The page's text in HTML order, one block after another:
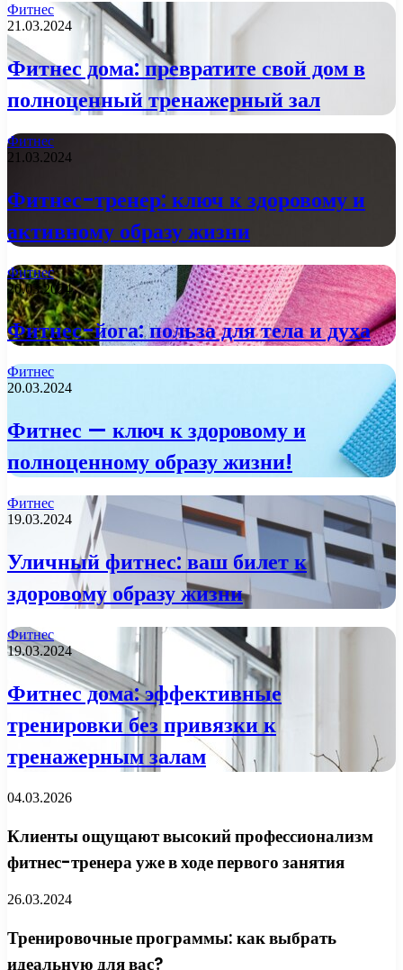
Фитнес
21.03.2024
Фитнес дома: превратите свой дом в
полноценный тренажерный зал
Фитнес
21.03.2024
Фитнес-тренер: ключ к здоровому и
активному образу жизни
Фитнес
20.03.2024
Фитнес-йога: польза для тела и духа
Фитнес
20.03.2024
Фитнес — ключ к здоровому и
полноценному образу жизни!
Фитнес
19.03.2024
Уличный фитнес: ваш билет к
здоровому образу жизни
Фитнес
19.03.2024
Фитнес дома: эффективные
тренировки без привязки к
тренажерным залам
04.03.2026
Клиенты ощущают высокий профессионализм
фитнес-тренера уже в ходе первого занятия
26.03.2024
Тренировочные программы: как выбрать
идеальную для вас?